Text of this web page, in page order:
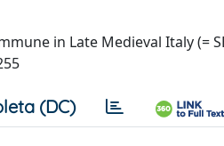
in Late Medieval Italy (=
(DC)